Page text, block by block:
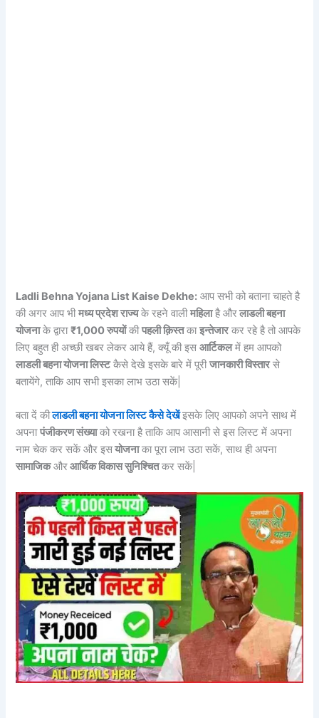
Ladli Behna Yojana List Kaise Dekhe: आप सभी को बताना चाहते है
की अगर आप भीमध्य प्रदेश राज्यके रहने वालीमहिलाहै औरलाडली बहना
योजनाके द्वारा₹1,000 रुपयोंकीपहली क़िस्तकाइन्तेजारकर रहे है तो आपके
लिए बहुत ही अच्छी खबर लेकर आये हैं, क्यूँ की इसआर्टिकलमें हम आपको
लाडली बहना योजना लिस्टकैसे देखे इसके बारे में पूरीजानकारी विस्तारसे
बतायेंगे, ताकि आप सभी इसका लाभ उठा सकें|
बता दें कीलाडली बहना योजना लिस्ट कैसे देखेंइसके लिए आपको अपने साथ में
अपनापंजीकरण संख्याको रखना है ताकि आप आसानी से इस लिस्ट में अपना
नाम चेक कर सकें और इसयोजनाका पूरा लाभ उठा सकें, साथ ही अपना
सामाजिकऔरआर्थिक विकास सुनिश्चितकर सकें|